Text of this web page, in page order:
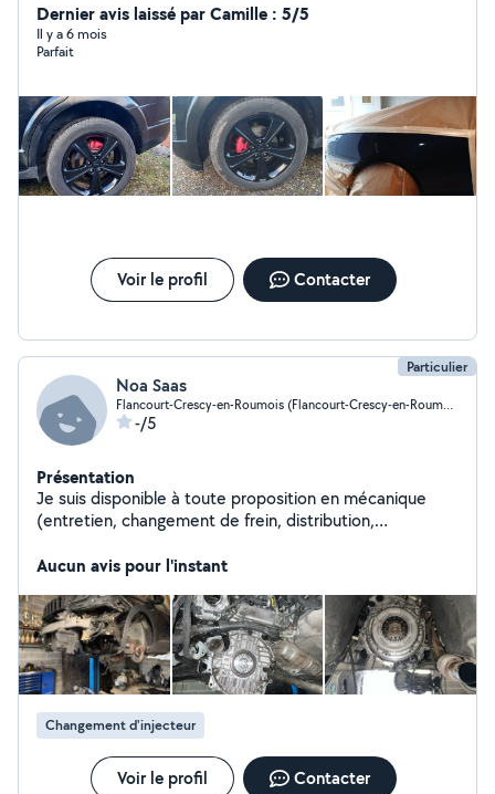
Dernier avis laissé par Camille : 5/5
Il y a 6 mois
Parfait
Voir le profil Contacter
Particulier
Noa Saas
Flancourt-Crescy-en-Roumois (Flancourt-Crescy-en-Roumois)
-/5
Présentation
Je suis disponible à toute proposition en mécanique
(entretien, changement de frein, distribution,
Aucun avis pour l'instant
Changement d'injecteur
Voir le profil Contacter